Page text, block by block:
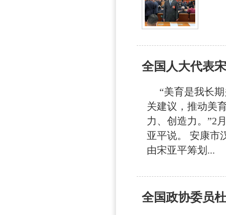
全国人大代表
“美育是我长期
关建议，推动美
力、创造力。”2
亚平说。 安康市
由宋亚平筹划...
全国政协委员